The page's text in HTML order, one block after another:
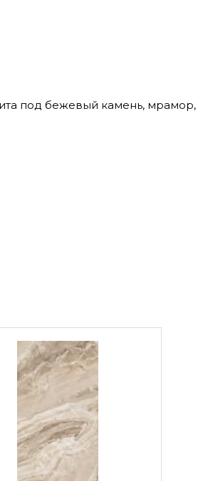
под бежевый камень, мрамор,